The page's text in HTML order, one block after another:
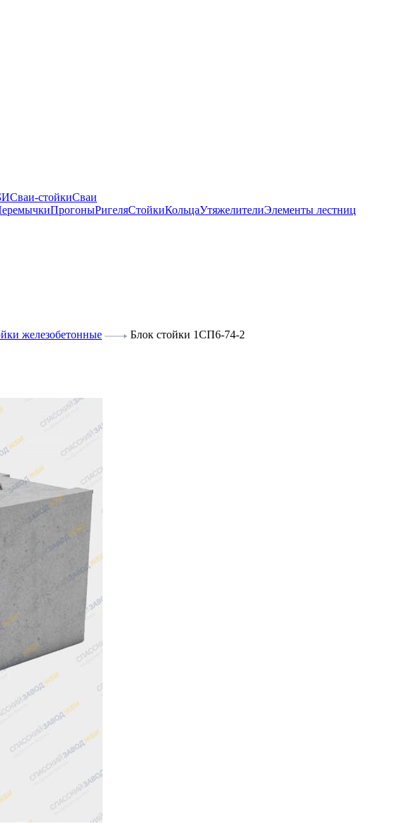
Сваи-стойкиСваи
ПрогоныРигеляСтойкиКольцаУтяжелителиЭлементы лестниц
железобетонные Блок стойки 1СП6-74-2